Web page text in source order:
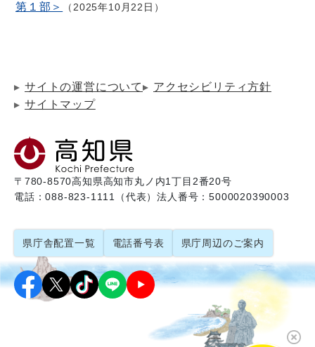
第１部＞
2025年10月22日
サイトの運営について
アクセシビリティ方針
サイトマップ
〒780-8570高知県高知市丸ノ内1丁目2番20号
電話：088-823-1111（代表）法人番号：5000020390003
県庁舎配置一覧 電話番号表 県庁周辺のご案内